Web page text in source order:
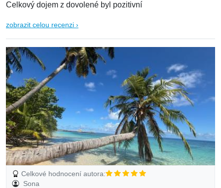
Celkový dojem z dovolené byl pozitivní
zobrazit celou recenzi ›
Celkové hodnocení autora:
Sona